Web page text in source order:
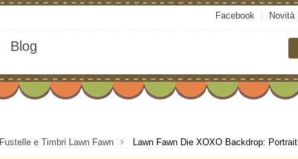
Facebook Novità
Blog
Fustelle e Timbri Lawn Fawn > Lawn Fawn Die XOXO Backdrop: Portrait